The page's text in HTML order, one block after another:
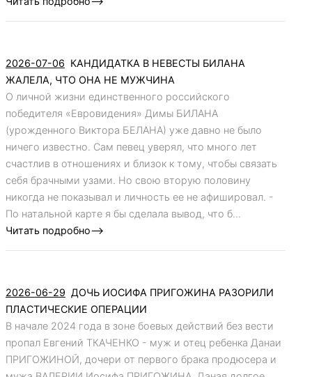
2026-07-06 КАНДИДАТКА В НЕВЕСТЫ БИЛАНА
ЖАЛЕЛА, ЧТО ОНА НЕ МУЖЧИНА
О личной жизни единственного российского
победителя «Евровидения» Димы БИЛАНА
(урожденного Виктора БЕЛАНА) уже давно не было
ничего известно. Сам певец уверял, что много лет
счастлив в отношениях и близок к тому, чтобы связать
себя брачными узами. Но свою вторую половину
никогда не показывал и личность ее не афишировал. -
По натальной карте я бы сделала вывод, что б...
Читать подробно-->
2026-06-29 ДОЧЬ ИОСИФА ПРИГОЖИНА РАЗОРИЛИ
ПЛАСТИЧЕСКИЕ ОПЕРАЦИИ
В начале 2024 года в зоне боевых действий без вести
пропал Евгений ТКАЧЕНКО - муж и отец ребенка Данаи
ПРИГОЖИНОЙ, дочери от первого брака продюсера и